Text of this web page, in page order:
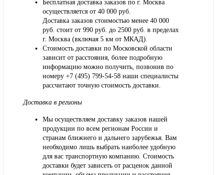
Бесплатная доставка заказов по г. Москва
осуществляется от 40 000 руб.
Доставка заказов стоимостью менее 40 000
руб. стоит от 990 руб. до 2500 руб. в пределах
г. Москва (включая 5 км от МКАД).
Стоимость доставки по Московской области
зависит от расстояния, более подробную
информацию можно получить, позвонив по
номеру +7 (495) 799-54-58 наши специалисты
рассчитают точную стоимость доставки.
Доставка в регионы
Мы осуществляем доставку заказов нашей
продукции по всем регионам России и
странам ближнего и дальнего зарубежья. Вам
необходимо лишь выбрать наиболее удобную
для вас транспортную компанию. Стоимость
доставки будет зависеть от расценок данной